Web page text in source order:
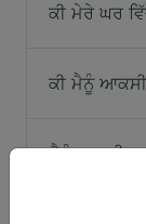
ਕੀ ਮੇਰੇ ਘਰ
ਕੀ ਮੈਨੂੰ
ਮੈਨੂੰ ਆਕਸੀਜਨ